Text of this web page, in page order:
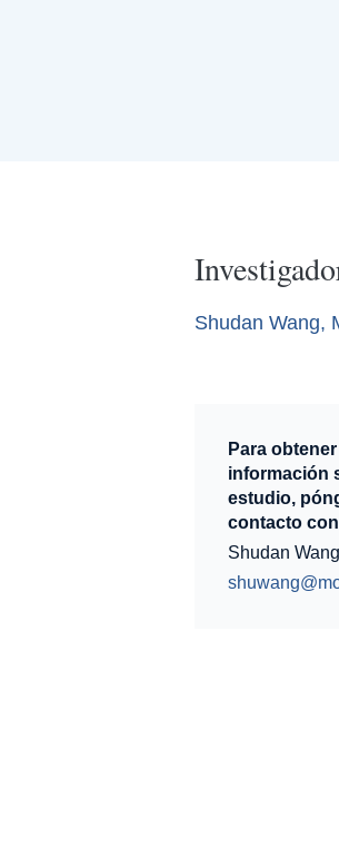
Shudan Wang,
Para
información
estudio,
contacto
Shudan Wang